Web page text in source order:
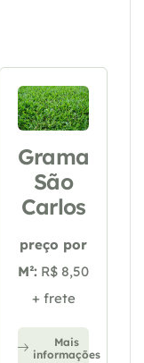
Grama
São
Carlos
preço por
M²: R$ 8,50
+ frete
Mais
informações